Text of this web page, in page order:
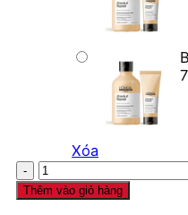
Xóa
Dầu
gội
xả
Thêm vào giỏ hàng